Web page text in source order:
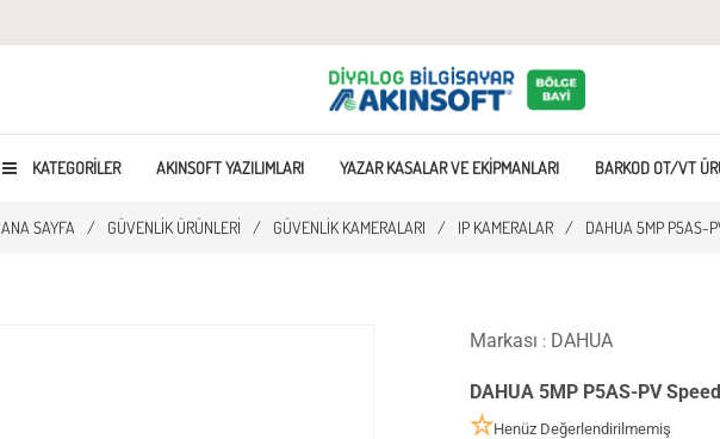
KATEGORILER AKINSOFT YAZILIMLARI YAZAR KASALAR VE EKIPMANLARI BARKOD OT/VT
ANA SAYFA / GÜVENLIK ÜRÜNLERI / GÜVENLIK KAMERALARI / IP KAMERALAR / DAHUA 5MP P5AS-
Markası : DAHUA
DAHUA 5MP P5AS-PV
Henüz Değerlendirilmemiş